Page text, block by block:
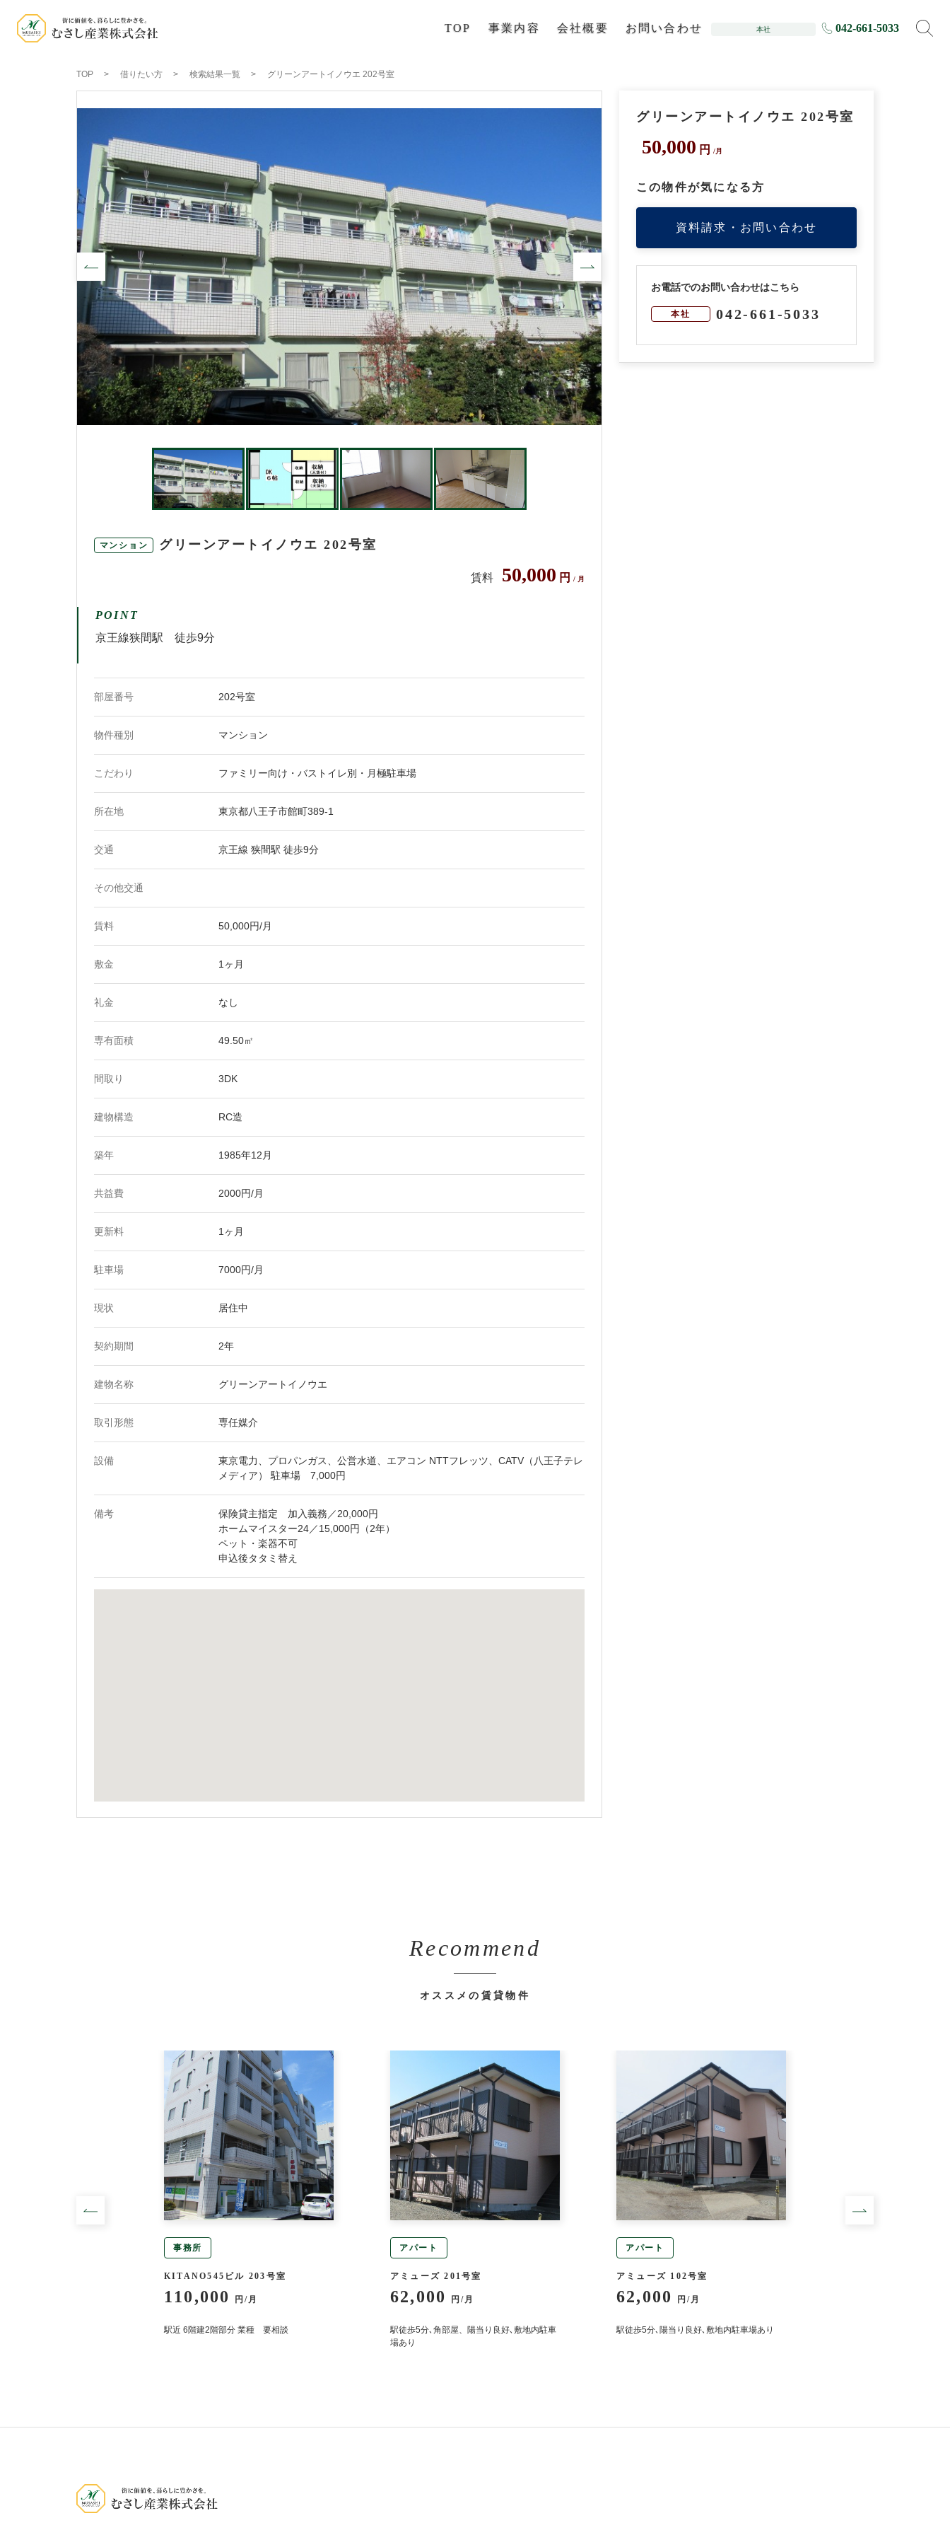
TOP 事業内容 会社概要 お問い合わせ 本社 042-661-5033
TOP 借りたい方 検索結果一覧 グリーンアートイノウエ 202号室
マンション グリーンアートイノウエ 202号室
賃料 50,000 円 / 月
POINT
京王線狭間駅 徒歩9分
部屋番号 202号室
物件種別 マンション
こだわり ファミリー向け・バストイレ別・月極駐車場
所在地 東京都八王子市館町389-1
交通 京王線 狭間駅 徒歩9分
その他交通
賃料 50,000円/月
敷金 1ヶ月
礼金 なし
専有面積 49.50㎡
間取り 3DK
建物構造 RC造
築年 1985年12月
共益費 2000円/月
更新料 1ヶ月
駐車場 7000円/月
現状 居住中
契約期間 2年
建物名称 グリーンアートイノウエ
取引形態 専任媒介
設備
東京電力、プロパンガス、公営水道、エアコン NTTフレッツ、CATV（八王子テレ
メディア） 駐車場 7,000円
備考
保険貸主指定 加入義務／20,000円
ホームマイスター24／15,000円（2年）
ペット・楽器不可
グリーンアートイノウエ 202号室
50,000 円 /月
この物件が気になる方
資料請求・お問い合わせ
お電話でのお問い合わせはこちら
本社 042-661-5033
Recommend
オススメの賃貸物件
事務所
KITANO545ビル 203号室
110,000 円/月
駅近 6階建2階部分 業種 要相談
アパート
アミューズ 201号室
62,000 円/月
駅徒歩5分､角部屋、陽当り良好､敷地内駐車
場あり
アパート
アミューズ 102号室
62,000 円/月
駅徒歩5分､陽当り良好､敷地内駐車場あり